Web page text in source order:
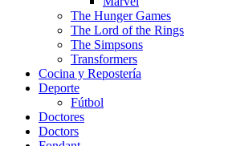
The Hunger Games
The Lord of the Rings
The Simpsons
Transformers
Cocina y Repostería
Deporte
Fútbol
Doctores
Doctors